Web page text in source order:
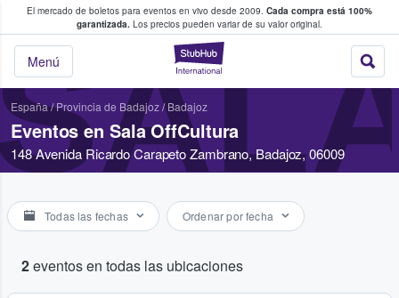
El mercado de boletos para eventos en vivo desde 2009. Cada compra está 100%
garantizada. Los precios pueden variar de su valor original.
StubHub: donde
Menú
fans compran y venden boletos
España/Provincia de Badajoz/ Badajoz
Eventos en Sala OffCultura
148 Avenida Ricardo Carapeto Zambrano, Badajoz, 06009
Todas las fechas Ordenar por fecha
2eventos en todas las ubicaciones